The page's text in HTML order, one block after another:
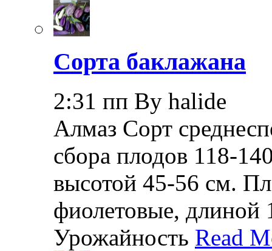
Сорта баклажана
2:31 пп By halide
Алмаз Сорт
сбора плодов 118-
высотой 45-56 см.
фиолетовые, длиной
Урожайность Read